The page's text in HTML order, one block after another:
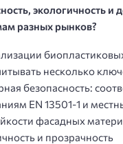
экологичность и
разных рынков?
несколько
безопасность:
EN 13501-1 и
фасадных
и прозрачность